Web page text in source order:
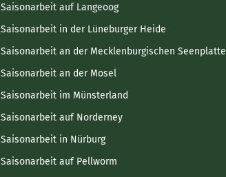
Saisonarbeit auf Langeoog
Saisonarbeit in der Lüneburger Heide
Saisonarbeit an der Mecklenburgischen Seenplatte
Saisonarbeit an der Mosel
Saisonarbeit im Münsterland
Saisonarbeit auf Norderney
Saisonarbeit in Nürburg
Saisonarbeit auf Pellworm